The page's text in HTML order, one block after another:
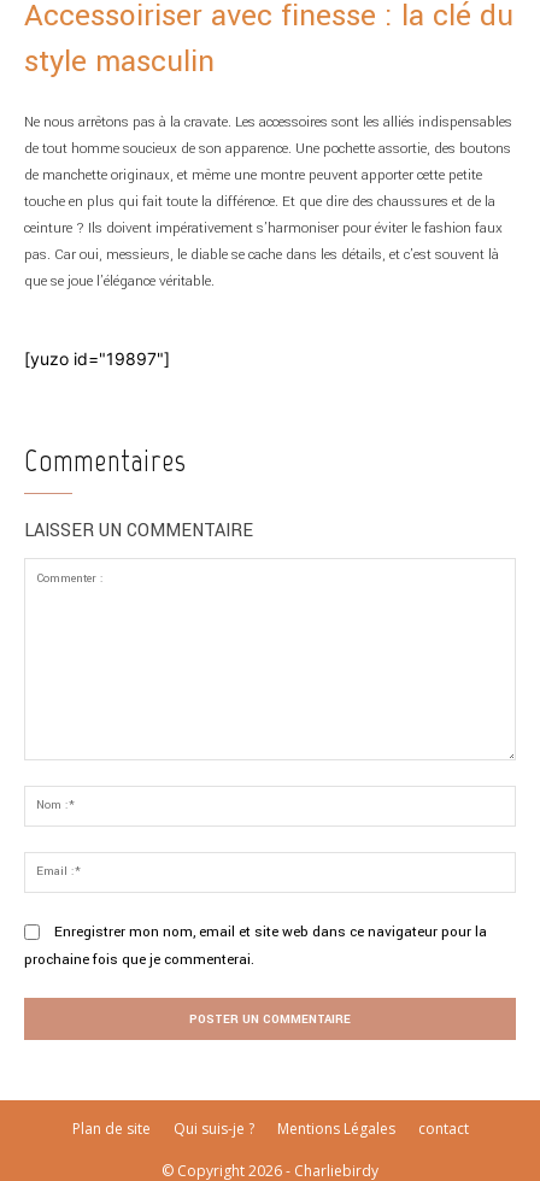
Accessoiriser avec finesse : la clé du
style masculin
Ne nous arrêtons pas à la cravate. Les accessoires sont les alliés indispensables
de tout homme soucieux de son apparence. Une pochette assortie, des boutons
de manchette originaux, et même une montre peuvent apporter cette petite
touche en plus qui fait toute la différence. Et que dire des chaussures et de la
ceinture ? Ils doivent impérativement s’harmoniser pour éviter le fashion faux
pas. Car oui, messieurs, le diable se cache dans les détails, et c’est souvent là
que se joue l’élégance véritable.
[yuzo id="19897"]
Commentaires
LAISSER UN COMMENTAIRE
:*
:*
Enregistrer mon nom, email et site web dans ce navigateur pour la
prochaine fois que je commenterai.
Plan de site Qui suis-je ? Mentions Légales contact
© Copyright 2026 - Charliebirdy